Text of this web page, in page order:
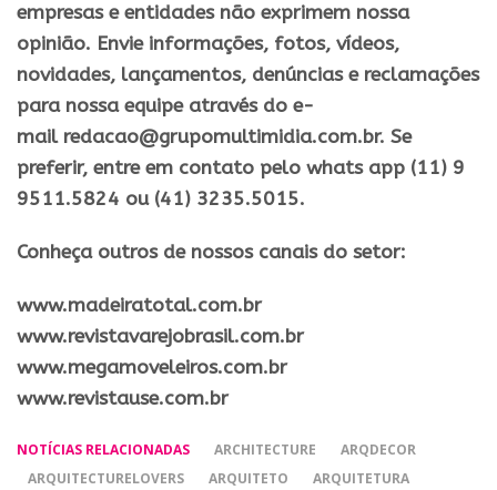
empresas e entidades não exprimem nossa
opinião. Envie informações, fotos, vídeos,
novidades, lançamentos, denúncias e reclamações
para nossa equipe através do e-
mail redacao@grupomultimidia.com.br. Se
preferir, entre em contato pelo whats app (11) 9
9511.5824 ou (41) 3235.5015.
Conheça outros de nossos canais do setor:
​www.madeiratotal.com.br
www.revistavarejobrasil.com.br
www.megamoveleiros.com.br
www.revistause.com.br
NOTÍCIAS RELACIONADAS ARCHITECTURE
ARQDECOR
ARQUITECTURELOVERS
ARQUITETO
ARQUITETURA